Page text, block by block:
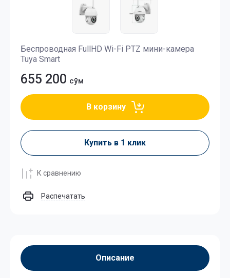
Беспроводная FullHD Wi-Fi PTZ мини-камера
Tuya Smart
655 200 сўм
В корзину
Купить в 1 клик
К сравнению
Распечатать
Описание